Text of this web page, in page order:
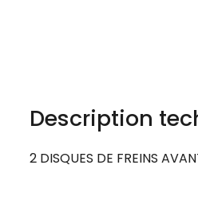
Description
2 DISQUES DE FREINS